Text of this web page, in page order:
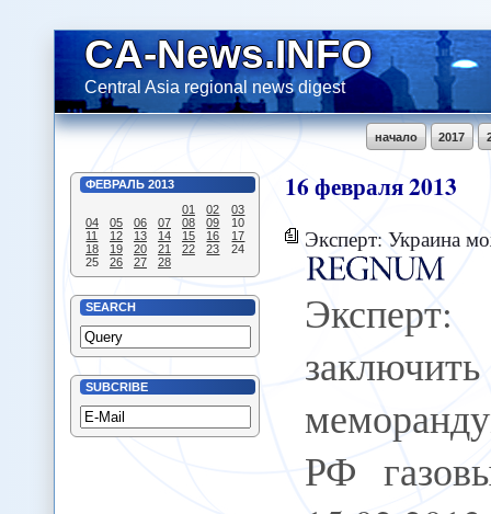
CA-News.INFO
Central Asia regional news digest
2017
начало
ФЕВРАЛЬ 2013
01
02
03
04
05 06 07 08 09
10
11
12 13 14 15 16
17
18
19 20 21 22 23
24
25
26 27 28
SEARCH
SUBCRIBE
16февраля2013
Эксперт: Украина может заключить сколько угодно
РФ